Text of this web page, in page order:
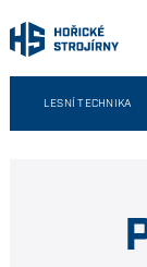
LESNÍ TECHNIKA